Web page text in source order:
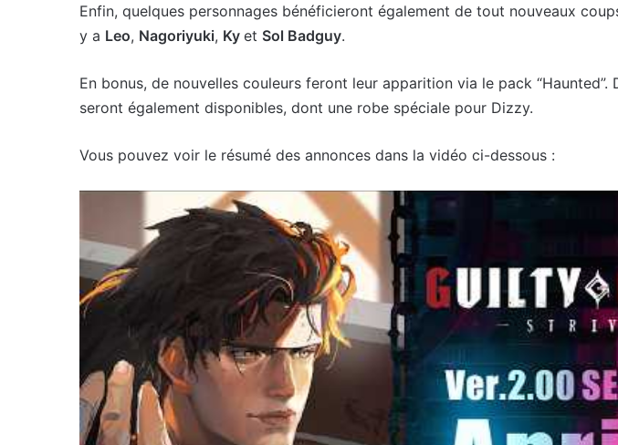
Enfin, quelques personnages bénéficieront également de tout nouveaux
y a Leo, Nagoriyuki, Ky et Sol Badguy.
En bonus, de nouvelles couleurs feront leur apparition via le pack “Haunted”.
seront également disponibles, dont une robe spéciale pour Dizzy.
Vous pouvez voir le résumé des annonces dans la vidéo ci-dessous :